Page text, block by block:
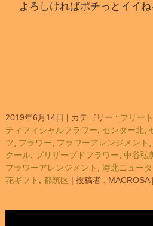
よろしければポチっとイイ
2019年6月14日 | カテゴリー : フリー
ティフィシャルフラワー
センター北,
ツ
フラワー フラワーアレンジメント
クール, プリザーブドフラワー 中谷弘
フラワーアレンジメント
港北ニュー
花ギフト
都筑区 | 投稿者 : MACROSA |